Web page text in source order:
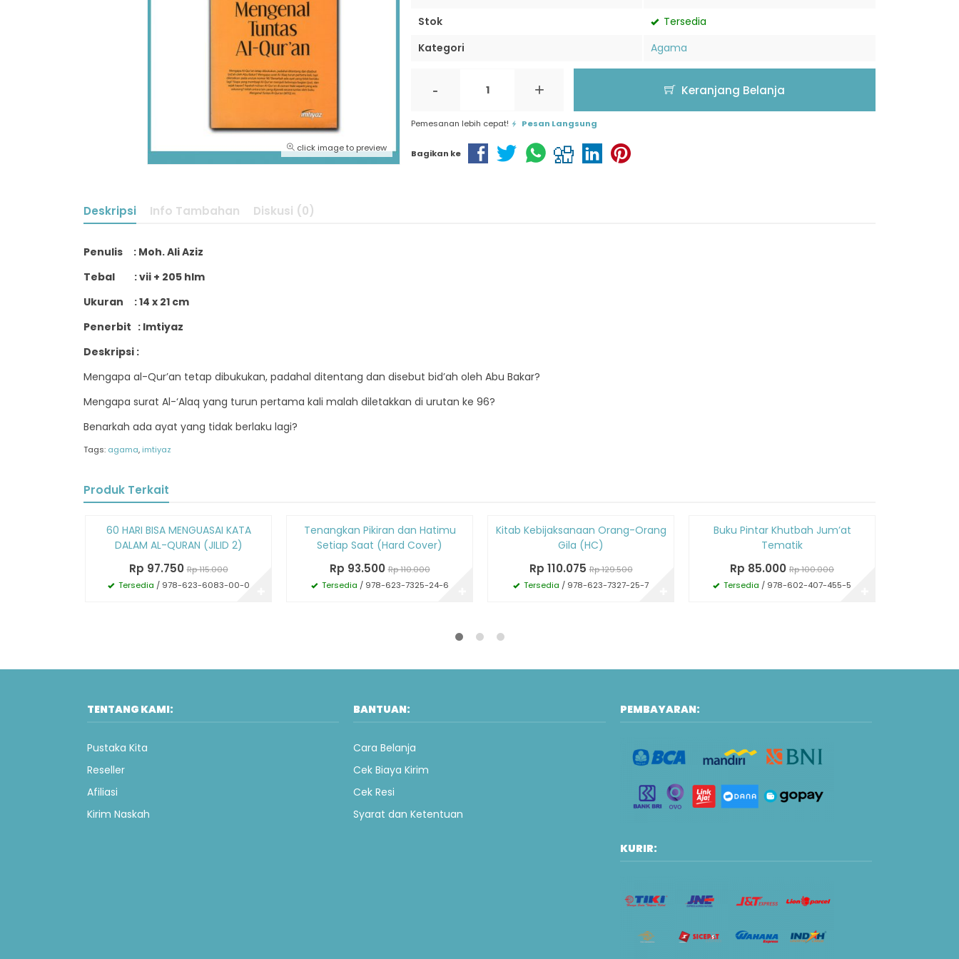
click image to preview
Stok
Tersedia
Kategori
Agama
- + Keranjang Belanja
Pemesanan lebih cepat! Pesan Langsung
Bagikan ke
Deskripsi Info Tambahan Diskusi (0)
Penulis : Moh. Ali Aziz
Tebal : vii + 205 hlm
Ukuran : 14 x 21 cm
Penerbit : Imtiyaz
Deskripsi :
Mengapa al-Qur’an tetap dibukukan, padahal ditentang dan disebut bid’ah oleh Abu Bakar?
Mengapa surat Al-‘Alaq yang turun pertama kali malah diletakkan di urutan ke 96?
Benarkah ada ayat yang tidak berlaku lagi?
Tags: agama, imtiyaz
Produk Terkait
Diskon
15%60 HARI BISA MENGUASAI KATA
DALAM AL-QURAN (JILID 2)
Rp 97.750 Rp 115.000
Tersedia / 978-623-6083-00-0
Diskon
15%Tenangkan Pikiran dan Hatimu
Setiap Saat (Hard Cover)
Rp 93.500 Rp 110.000
Tersedia / 978-623-7325-24-6
Diskon
15%
Kitab Kebijaksanaan Orang-Orang
Gila (HC)
Rp 110.075 Rp 129.500
Tersedia / 978-623-7327-25-7
DiskonBuku Pintar Khutbah Jum’at
Tematik
Rp 85.000 Rp 100.000
Tersedia / 978-602-407-455-5
TENTANG KAMI:
Pustaka Kita
Reseller
Afiliasi
Kirim Naskah
BANTUAN:
Cara Belanja
Cek Biaya Kirim
Cek Resi
Syarat dan Ketentuan
PEMBAYARAN:
KURIR: